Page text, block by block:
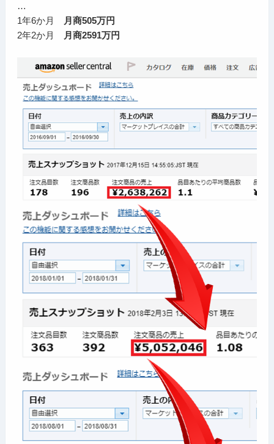
…
1年6か月
月商505万円
2年2か月
月商2591万円